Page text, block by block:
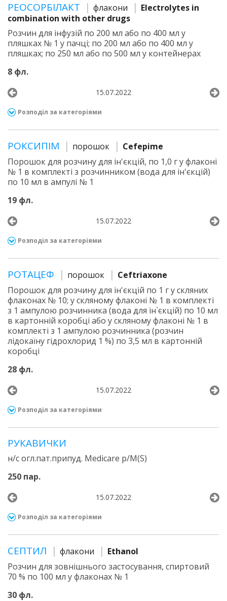
РЕОСОРБІЛАКТ флакони
Electrolytes in
combination with other drugs
Розчин для інфузій по 200 мл або по 400 мл у
пляшках № 1 у пачці; по 200 мл або по 400 мл у
пляшках; по 250 мл або по 500 мл у контейнерах
8 фл.
15.07.2022
Розподіл за категоріями
РОКСИПІМ порошок
Cefepime
Порошок для розчину для ін'єкцій, по 1,0 г у флаконі
№ 1 в комплекті з розчинником (вода для ін'єкцій)
по 10 мл в ампулі № 1
19 фл.
15.07.2022
Розподіл за категоріями
РОТАЦЕФ порошок
Ceftriaxone
Порошок для розчину для ін'єкцій по 1 г у скляних
флаконах № 10; у скляному флаконі № 1 в комплекті
з 1 ампулою розчинника (вода для ін`єкцій) по 10 мл
в картонній коробці або у скляному флаконі № 1 в
комплекті з 1 ампулою розчинника (розчин
лідокаїну гідрохлорид 1 %) по 3,5 мл в картонній
коробці
28 фл.
15.07.2022
Розподіл за категоріями
РУКАВИЧКИ
н/с огл.пат.припуд. Medicare p/M(S)
250 пар.
15.07.2022
Розподіл за категоріями
СЕПТИЛ флакони
Ethanol
Розчин для зовнішнього застосування, спиртовий
70 % по 100 мл у флаконах № 1
30 фл.